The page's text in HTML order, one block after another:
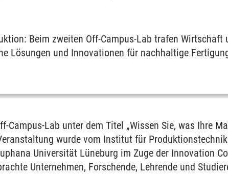
Beim zweiten Off-Campus-Lab trafen Wirtschaft
Lösungen und Innovationen für nachhaltige
Campus-Lab unter dem Titel „Wissen Sie, was Ihre
wurde vom Institut für
Universität Lüneburg im Zuge der Innovation
Unternehmen, Forschende, Lehrende und